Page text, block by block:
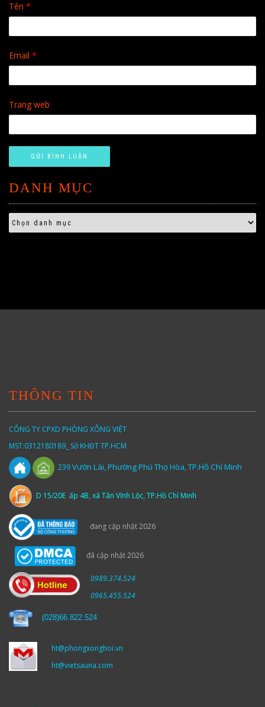
Tên *
Email *
Trang web
DANH MỤC
THÔNG TIN
CÔNG TY CPXD PHÒNG XÔNG VIỆT
MST:0312180189_ Sở KHĐT TP.HCM
239Vườn Lài,Phường Phú Thọ Hòa, TP.Hồ Chí Minh
D 15/20E ấp 4B, xã Tân Vĩnh Lộc, TP.Hồ Chí Minh
đang cập nhật 2026
đã cập nhật 2026
0989.374.524
0965.455.524
(028)66.822.524
ht@phongxonghoi.vn
ht@vietsauna.com